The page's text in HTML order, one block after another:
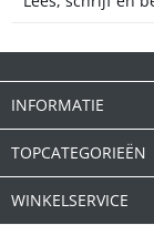
INFORMATIE
TOPCATEGORIEËN
WINKELSERVICE